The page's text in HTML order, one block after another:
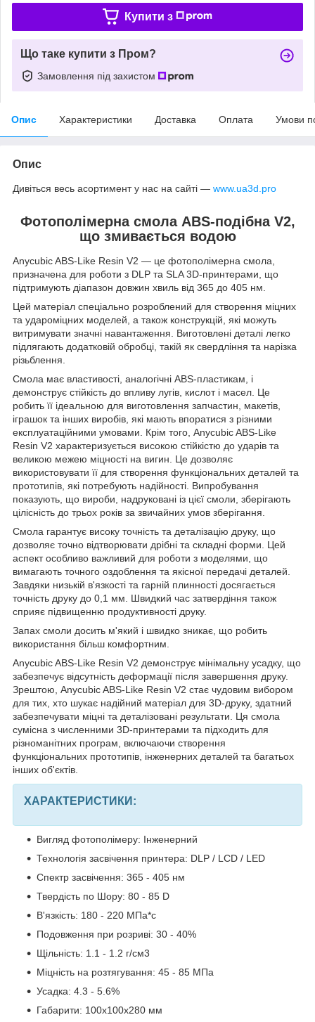
Купити з
Що таке купити з Пром?
Замовлення під захистом
Опис Характеристики Доставка Оплата Умови
Опис
Дивіться весь асортимент у нас на сайті — www.ua3d.pro
Фотополімерна смола ABS-подібна V2,
що змивається водою
Anycubic ABS-Like Resin V2 — це фотополімерна смола,
призначена для роботи з DLP та SLA 3D-принтерами, що
підтримують діапазон довжин хвиль від 365 до 405 нм.
Цей матеріал спеціально розроблений для створення міцних
та удароміцних моделей, а також конструкцій, які можуть
витримувати значні навантаження. Виготовлені деталі легко
підлягають додатковій обробці, такій як свердління та нарізка
різьблення.
Смола має властивості, аналогічні ABS-пластикам, і
демонструє стійкість до впливу лугів, кислот і масел. Це
робить її ідеальною для виготовлення запчастин, макетів,
іграшок та інших виробів, які мають впоратися з різними
експлуатаційними умовами. Крім того, Anycubic ABS-Like
Resin V2 характеризується високою стійкістю до ударів та
великою межею міцності на вигин. Це дозволяє
використовувати її для створення функціональних деталей та
прототипів, які потребують надійності. Випробування
показують, що вироби, надруковані із цієї смоли, зберігають
цілісність до трьох років за звичайних умов зберігання.
Смола гарантує високу точність та деталізацію друку, що
дозволяє точно відтворювати дрібні та складні форми. Цей
аспект особливо важливий для роботи з моделями, що
вимагають точного оздоблення та якісної передачі деталей.
Завдяки низькій в'язкості та гарній плинності досягається
точність друку до 0,1 мм. Швидкий час затвердіння також
сприяє підвищенню продуктивності друку.
Запах смоли досить м'який і швидко зникає, що робить
використання більш комфортним.
Anycubic ABS-Like Resin V2 демонструє мінімальну усадку, що
забезпечує відсутність деформації після завершення друку.
Зрештою, Anycubic ABS-Like Resin V2 стає чудовим вибором
для тих, хто шукає надійний матеріал для 3D-друку, здатний
забезпечувати міцні та деталізовані результати. Ця смола
сумісна з численними 3D-принтерами та підходить для
різноманітних програм, включаючи створення
функціональних прототипів, інженерних деталей та багатьох
інших об'єктів.
ХАРАКТЕРИСТИКИ:
Вигляд фотополімеру: Інженерний
Технологія засвічення принтера: DLP / LCD / LED
Спектр засвічення: 365 - 405 нм
Твердість по Шору: 80 - 85 D
В'язкість: 180 - 220 МПа*с
Подовження при розриві: 30 - 40%
Щільність: 1.1 - 1.2 г/см3
Міцність на розтягування: 45 - 85 МПа
Усадка: 4.3 - 5.6%
Габарити: 100х100х280 мм